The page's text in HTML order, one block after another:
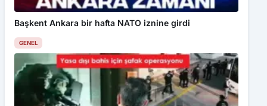
Başkent Ankara bir hafta NATO iznine girdi
GENEL